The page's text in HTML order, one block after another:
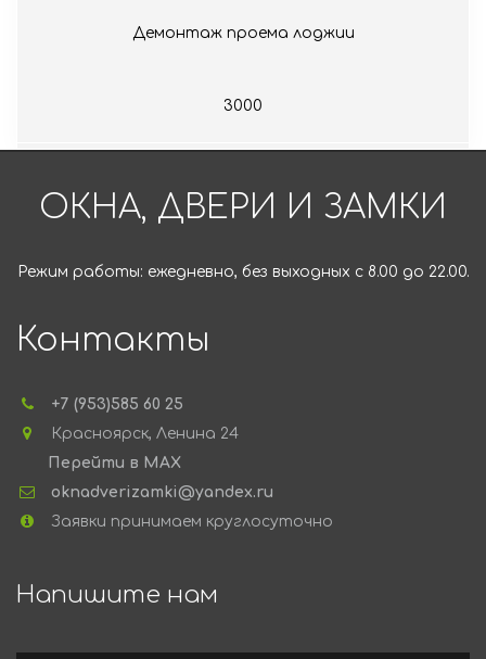
Демонтаж проема лоджии
3000
ОКНА, ДВЕРИ И ЗАМКИ
Режим работы: ежедневно, без выходных с 8.00 до 22.00.
Контакты
+7 (953)585 60 25
Красноярск, Ленина 24
Перейти в MAX
oknadverizamki@yandex.ru
Заявки принимаем круглосуточно
Напишите нам